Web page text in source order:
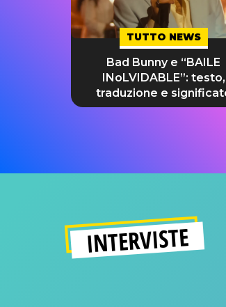
TUTTO NEWS
Bad Bunny e “BAILE
INoLVIDABLE”: testo,
traduzione e
INTERVISTE